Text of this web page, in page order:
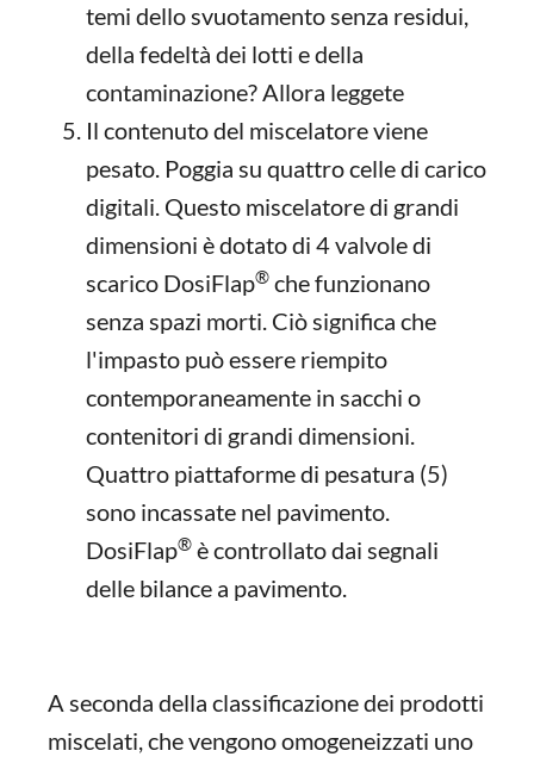
temi dello svuotamento senza residui,
della fedeltà dei lotti e della
contaminazione? Allora leggete
Il contenuto del miscelatore viene
pesato. Poggia su quattro celle di carico
digitali. Questo miscelatore di grandi
dimensioni è dotato di 4 valvole di
scarico DosiFlap® che funzionano
senza spazi morti. Ciò significa che
l'impasto può essere riempito
contemporaneamente in sacchi o
contenitori di grandi dimensioni.
Quattro piattaforme di pesatura (5)
sono incassate nel pavimento.
DosiFlap® è controllato dai segnali
delle bilance a pavimento.
A seconda della classificazione dei prodotti
miscelati, che vengono omogeneizzati uno